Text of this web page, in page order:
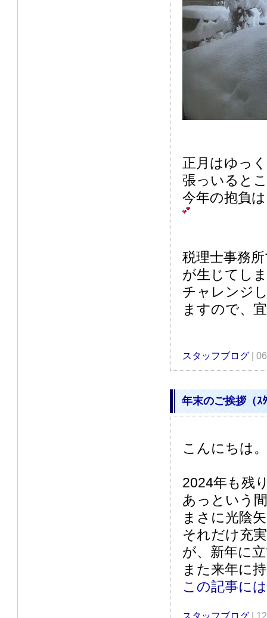
正月はゆっ
張っいると
今年の抱負
税理士事務
が生じてし
チャレンジ
ますので、
スタッフブログ |
年末のご挨拶（ｽ
こんにちは
2024年も残
あっという
まさに光陰
それだけ充
が、新年に
また来年に
この記事に
スタッフブログ |